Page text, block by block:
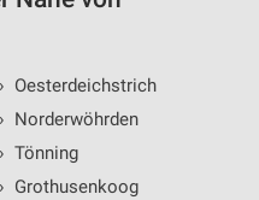
› Oesterdeichstrich
› Norderwöhrden
› Tönning
› Grothusenkoog
Auswahl von